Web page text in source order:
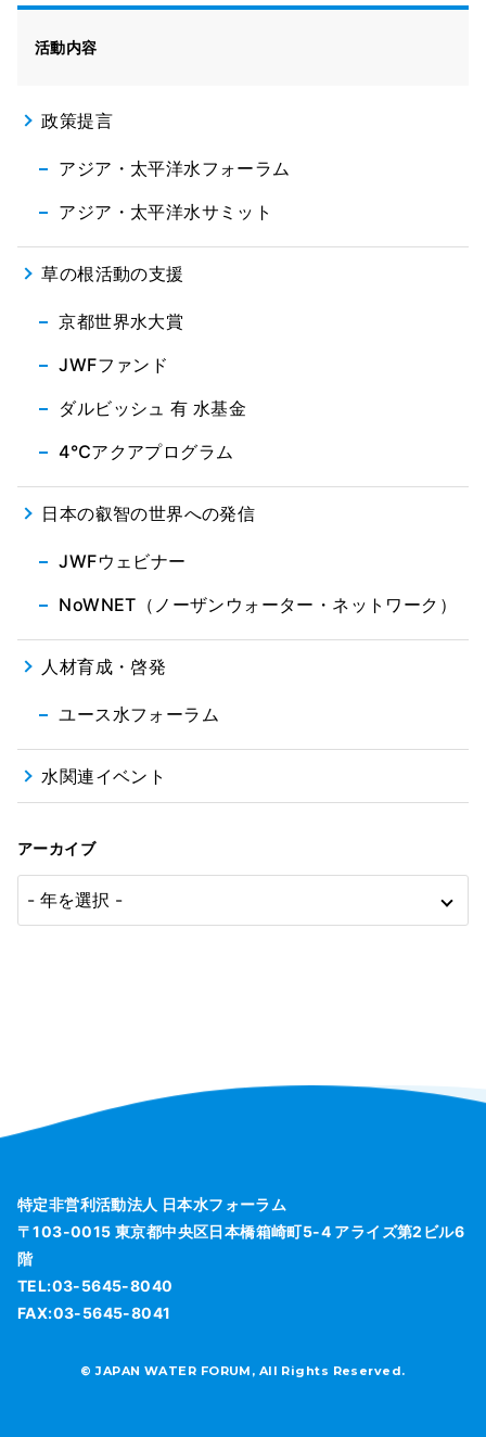
活動内容
政策提言
アジア・太平洋水フォーラム
アジア・太平洋水サミット
草の根活動の支援
京都世界水大賞
JWFファンド
ダルビッシュ 有 水基金
4℃アクアプログラム
日本の叡智の世界への発信
JWFウェビナー
NoWNET（ノーザンウォーター・ネットワーク）
人材育成・啓発
ユース水フォーラム
水関連イベント
アーカイブ
特定非営利活動法人 日本水フォーラム
〒103-0015 東京都中央区日本橋箱崎町5-4 アライズ第2ビル6
階
TEL:03-5645-8040
FAX:03-5645-8041
© JAPAN WATER FORUM, All Rights Reserved.